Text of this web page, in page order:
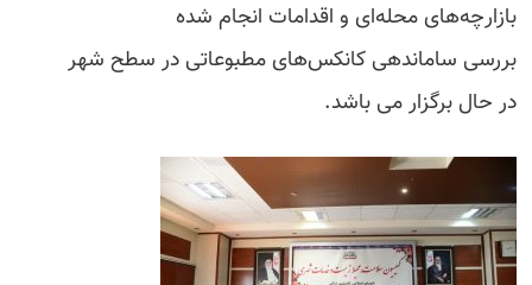
بازارچه‌های محله‌ای و اقدامات انجام شده
بررسی ساماندهی کانکس‌های مطبوعاتی در سطح شهر
در حال برگزار می باشد.